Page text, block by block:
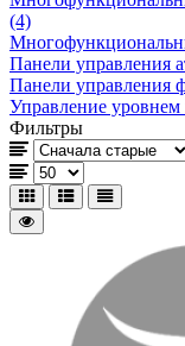
(4)
Панели управления
Панели управления
Управление
Фильтры